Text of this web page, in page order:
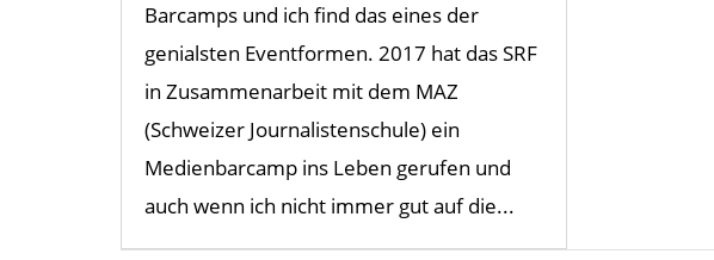
Barcamps und ich find das eines der
genialsten Eventformen. 2017 hat das SRF
in Zusammenarbeit mit dem MAZ
(Schweizer Journalistenschule) ein
Medienbarcamp ins Leben gerufen und
auch wenn ich nicht immer gut auf die...